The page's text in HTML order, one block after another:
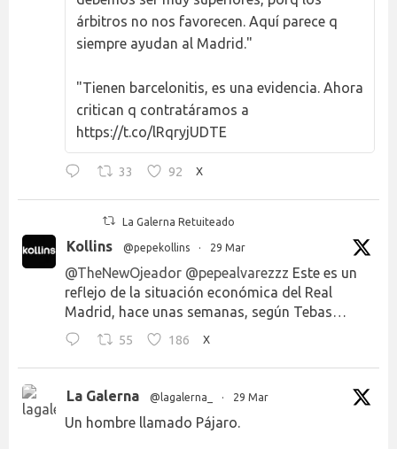
árbitros no nos favorecen. Aquí parece q
siempre ayudan al Madrid."
"Tienen barcelonitis, es una evidencia. Ahora
critican q contratáramos a
https://t.co/lRqryjUDTE
33 92 X
La Galerna Retuiteado
Kollins @pepekollins · 29 Mar
@TheNewOjeador @pepealvarezzz Este es un
reflejo de la situación económica del Real
Madrid, hace unas semanas, según Tebas…
55 186 X
La Galerna @lagalerna_ · 29 Mar
Un hombre llamado Pájaro.